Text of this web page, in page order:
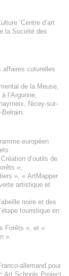
‘Centre d’art
la Société des
affaires cuturelles
de la Meuse,
l’Argonne,
Nicey-sur-
Belrain.
européen
Création d’outils de
»,
», « ArtMapper
artistique et
noire et des
touristique en
Forêts », et «
».
allemand pour
Art Schools Project